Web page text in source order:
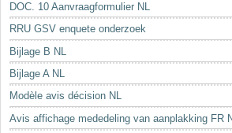
DOC. 10 Aanvraagformulier NL
RRU GSV enquete onderzoek
Bijlage B NL
Bijlage A NL
Modèle avis décision NL
Avis affichage mededeling van aanplakking FR